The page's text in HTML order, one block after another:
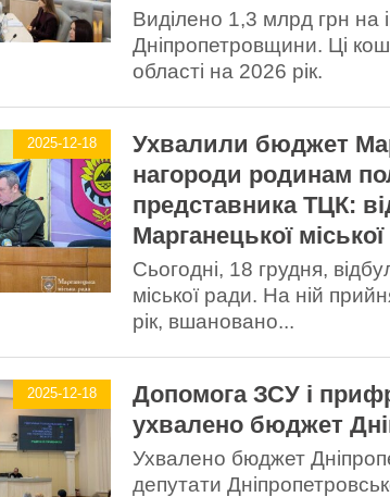
Виділено 1,3 млрд грн на
Дніпропетровщини. Ці
області на 2026 рік.
2025-12-18
Ухвалили бюджет
нагороди родинам
представника ТЦК:
Марганецької
Сьогодні, 18 грудня,
міської ради. На ній
рік, вшановано...
2025-12-18
Допомога ЗСУ і
ухвалено бюджет
Ухвалено бюджет
депутати